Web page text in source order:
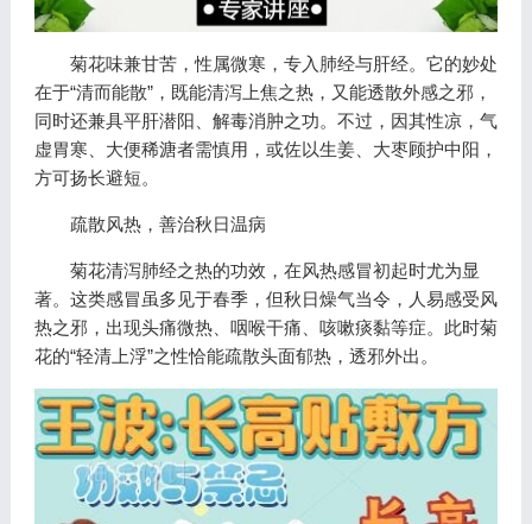
菊花味兼甘苦，性属微寒，专入肺经与肝经。它的妙处
在于“清而能散”，既能清泻上焦之热，又能透散外感之邪，
同时还兼具平肝潜阳、解毒消肿之功。不过，因其性凉，气
虚胃寒、大便稀溏者需慎用，或佐以生姜、大枣顾护中阳，
方可扬长避短。
疏散风热，善治秋日温病
菊花清泻肺经之热的功效，在风热感冒初起时尤为显
著。这类感冒虽多见于春季，但秋日燥气当令，人易感受风
热之邪，出现头痛微热、咽喉干痛、咳嗽痰黏等症。此时菊
花的“轻清上浮”之性恰能疏散头面郁热，透邪外出。